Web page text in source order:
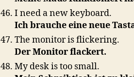
I need a new keyboard.
Ich brauche eine neue
The monitor is flickering.
Der Monitor flackert.
My desk is too small.